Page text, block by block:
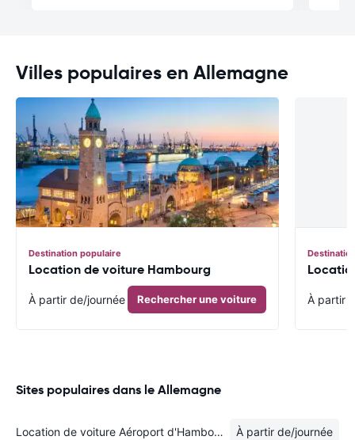
Villes populaires en Allemagne
Destination populaire
Location de voiture Hambourg
À partir de/journée Rechercher une voiture À partir
Sites populaires dans le Allemagne
Location de voiture Aéroport d'Hambourg À partir de/journée